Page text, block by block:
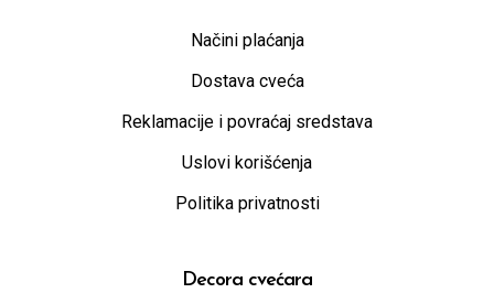
Načini plaćanja
Dostava cveća
Reklamacije i povraćaj sredstava
Uslovi korišćenja
Politika privatnosti
Decora cvećara